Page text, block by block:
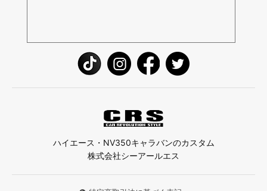
ハイエース・NV350キャラバンのカスタム
株式会社シーアールエス